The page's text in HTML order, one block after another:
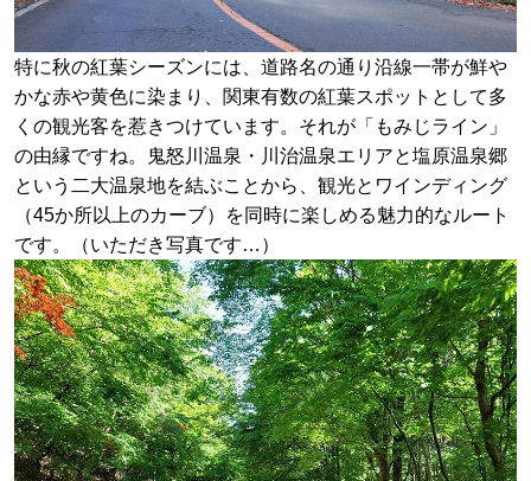
特に秋の紅葉シーズンには、道路名の通り沿線一帯が鮮や
かな赤や黄色に染まり、関東有数の紅葉スポットとして多
くの観光客を惹きつけています。それが「もみじライン」
の由縁ですね。鬼怒川温泉・川治温泉エリアと塩原温泉郷
という二大温泉地を結ぶことから、観光とワインディング
（45か所以上のカーブ）を同時に楽しめる魅力的なルート
です。（いただき写真です…）